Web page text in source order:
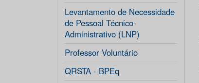
Levantamento de Necessidade
de Pessoal Técnico-
Administrativo (LNP)
Professor Voluntário
QRSTA - BPEq